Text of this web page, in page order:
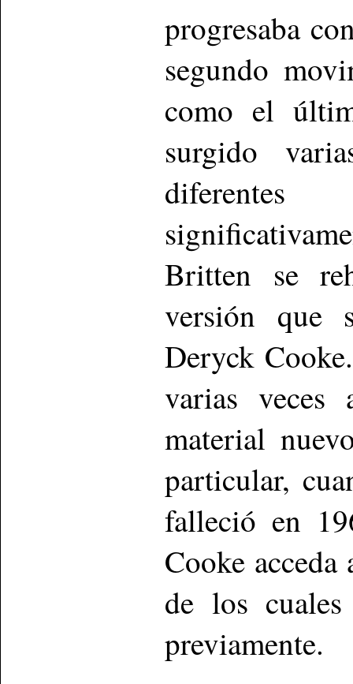
progresaba
segundo
como el
surgido
Britten se
versión que
Deryck
varias
material
particular,
falleció en
Cooke
de los
previamente.